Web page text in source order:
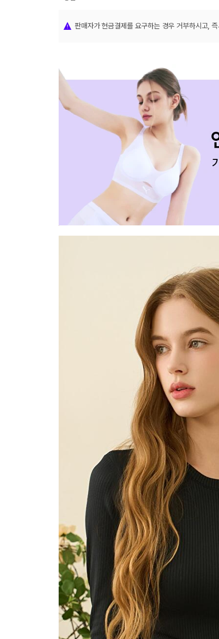
사
장바구니에 상품이
다른 고객들이 구매
푸마 언더웨어, 이